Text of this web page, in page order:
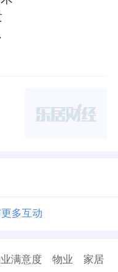
多互动
满意度 物业 家居